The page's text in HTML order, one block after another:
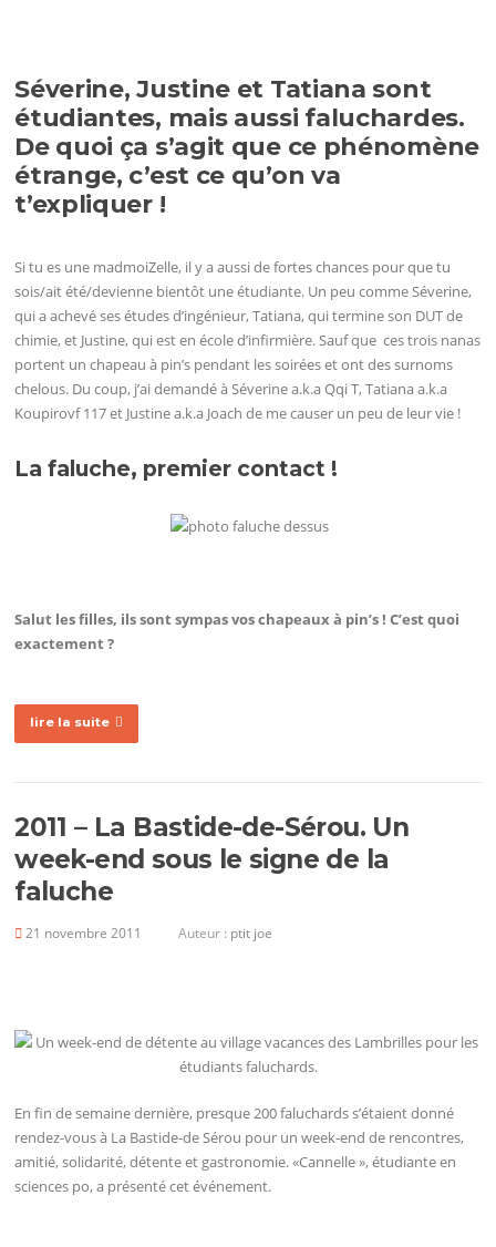
Séverine, Justine et Tatiana sont
étudiantes, mais aussi faluchardes.
De quoi ça s’agit que ce phénomène
étrange, c’est ce qu’on va
t’expliquer !
Si tu es une madmoiZelle, il y a aussi de fortes chances pour que tu
sois/ait été/devienne bientôt une étudiante. Un peu comme Séverine,
qui a achevé ses études d’ingénieur, Tatiana, qui termine son DUT de
chimie, et Justine, qui est en école d’infirmière. Sauf que ces trois nanas
portent un chapeau à pin’s pendant les soirées et ont des surnoms
chelous. Du coup, j’ai demandé à Séverine a.k.a Qqi T, Tatiana a.k.a
Koupirovf 117 et Justine a.k.a Joach de me causer un peu de leur vie !
La faluche, premier contact !
Salut les filles, ils sont sympas vos chapeaux à pin’s ! C’est quoi
exactement ?
lire la suite
2011 – La Bastide-de-Sérou. Un
week-end sous le signe de la
faluche
21 novembre 2011 Auteur : ptit joe
En fin de semaine dernière, presque 200 faluchards s’étaient donné
rendez-vous à La Bastide-de Sérou pour un week-end de rencontres,
amitié, solidarité, détente et gastronomie. «Cannelle », étudiante en
sciences po, a présenté cet événement.